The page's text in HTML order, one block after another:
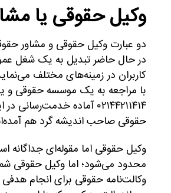
وکیل حقوقی یا
دو عبارت وکیل حقوقی و مشاور
در حال حاضر تبدیل به یک شغل
کاربران در زمینه‌های مختلف
با مراجعه به یک موسسه حقوقی و
۰۲۱۴۴۲۱۱۴۱۴ آماده
حقوقی صاحب اندیشه گرد هم
وکیل حقوقی اما مقوله‌ای
محدود می‌شود؛ اما وکیل حقوقی
وکالت‌نامه حقوقی برای انجام